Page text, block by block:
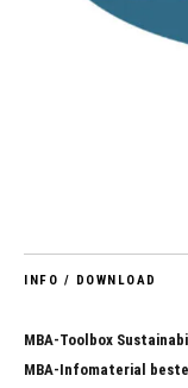
INFO / DOWNLOAD
MBA-Toolbox
MBA-Infomaterial